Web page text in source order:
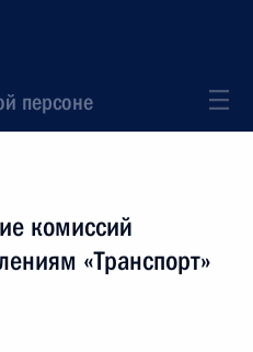
персоне
комиссий
«Транспорт»